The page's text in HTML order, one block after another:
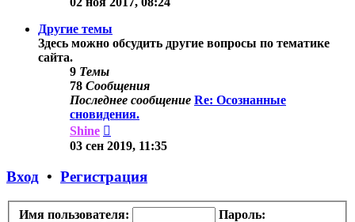
сообщению
Другие темы
Здесь можно обсудить другие вопросы по тематике
сайта.
9 Темы
78 Сообщения
Последнее сообщение Re: Осознанные
сновидения.
Shine
к
03 сен 2019, 11:35
Вход • Регистрация
Имя пользователя: Пароль: